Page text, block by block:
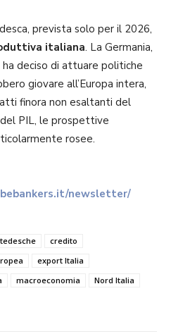
prevista solo per il 2026,
italiana. La Germania,
ha deciso di attuare politiche
giovare all’Europa intera,
finora non esaltanti del
PIL, le prospettive
rosee.
newsletter/
credito
export Italia
macroeconomia
Nord Italia